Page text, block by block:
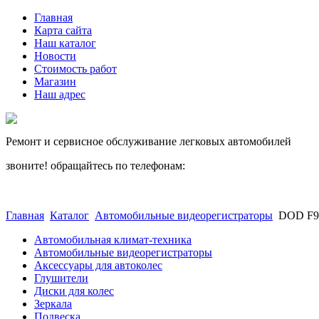
Главная
Карта сайта
Наш каталог
Новости
Стоимость работ
Магазин
Наш адрес
Ремонт и сервисное обслуживание легковых автомобилей
звоните! обращайтесь по телефонам:
Главная Каталог Автомобильные видеорегистраторы DOD
Автомобильная климат-техника
Автомобильные видеорегистраторы
Аксессуары для автоколес
Глушители
Диски для колес
Зеркала
Подвеска